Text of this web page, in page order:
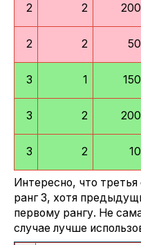
2 2 200
2 2 50
3 1 150
3 2 200
3 2 10
Интересно, что
ранг 3, хотя
первому рангу. Не
случае лучше